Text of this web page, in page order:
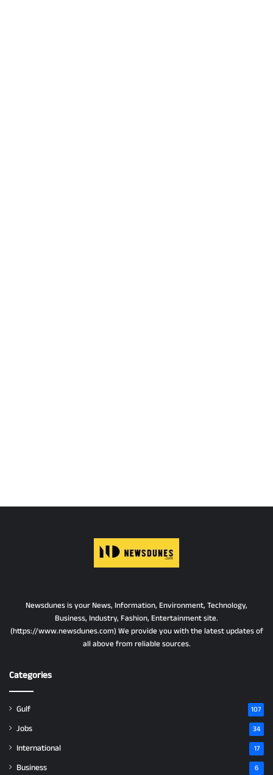
Newsdunes is your News, Information, Environment, Technology,
Business, Industry, Fashion, Entertainment site.
(https://www.newsdunes.com) We provide you with the latest updates of
all above from reliable sources.
Categories
Gulf 107
Jobs 34
International 17
Business 6